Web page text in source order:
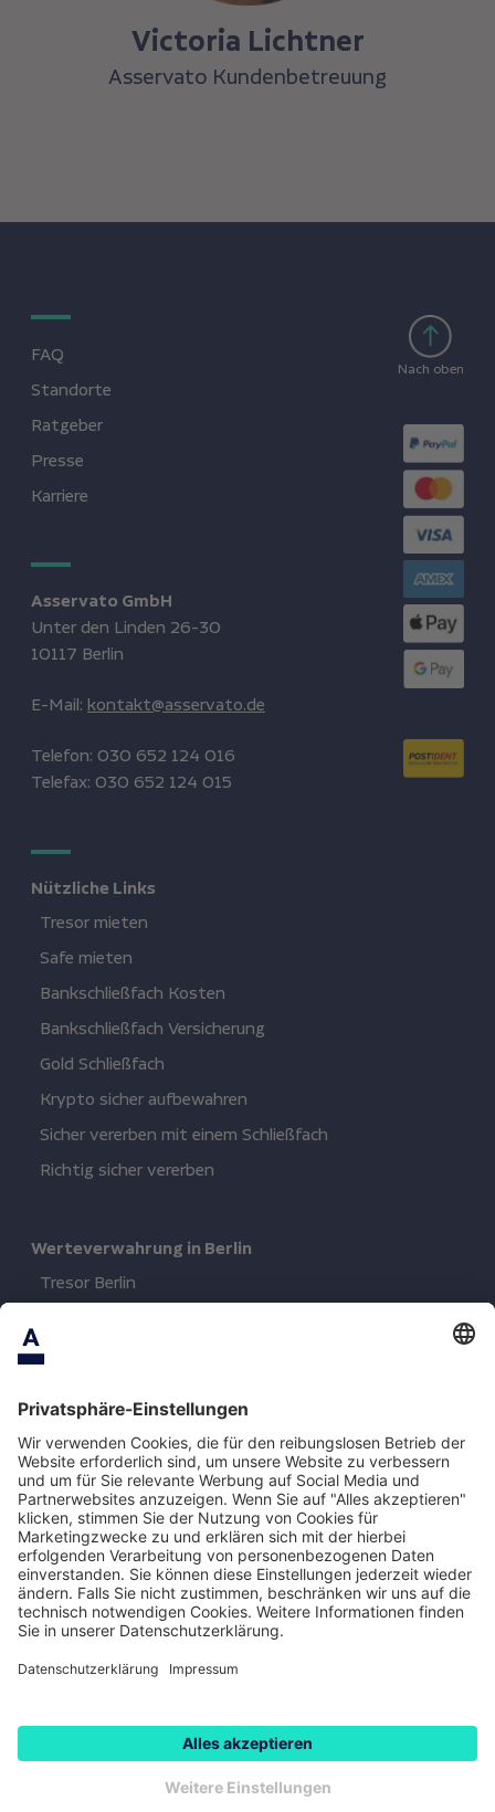
Victoria Lichtner
Asservato Kundenbetreuung
FAQ
Standorte
Ratgeber
Presse
Karriere
Asservato GmbH
Unter den Linden 26-30
10117 Berlin
E-Mail: kontakt@asservato.de
Telefon: 030 652 124 016
Telefax: 030 652 124 015
Nützliche Links
Tresor mieten
Safe mieten
Bankschließfach Kosten
Bankschließfach Versicherung
Gold Schließfach
Krypto sicher aufbewahren
Sicher vererben mit einem Schließfach
Richtig sicher vererben
Werteverwahrung in Berlin
Tresor Berlin
Schliessfach Berlin
Nach oben
© 2026 Asservato
AGB
Impressum
Preis- und Leistungsverzeichnis
Datenschutz
Datenschutzeinstellungen